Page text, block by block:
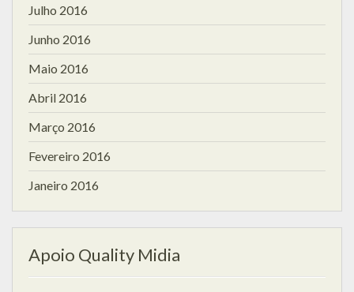
Julho 2016
Junho 2016
Maio 2016
Abril 2016
Março 2016
Fevereiro 2016
Janeiro 2016
Apoio Quality Midia